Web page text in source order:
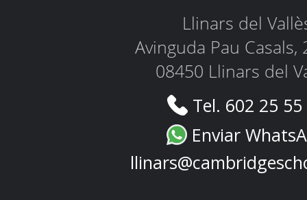
Llinars del
Avinguda Pau Casals,
08450 Llinars del
Tel. 602 25
Enviar